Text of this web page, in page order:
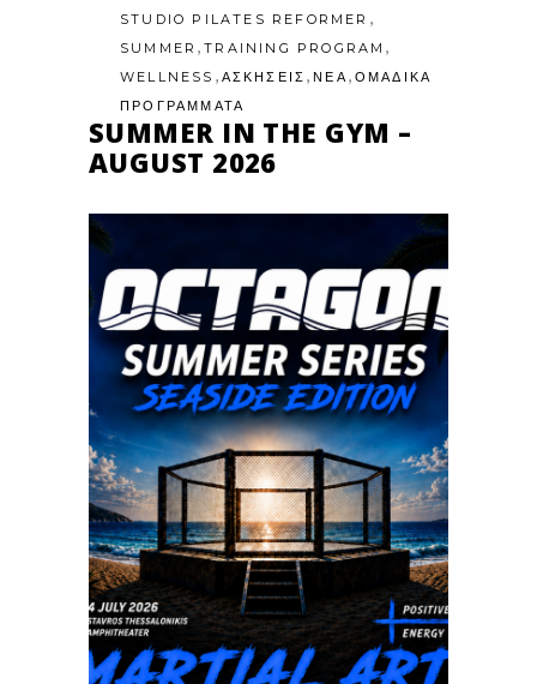
STUDIO PILATES REFORMER ,
SUMMER ,TRAINING PROGRAM ,
WELLNESS , ΑΣΚΗΣΕΙΣ ,ΝΕΑ , ΟΜΑΔΙΚΑ
ΠΡΟΓΡΑΜΜΑΤΑ
SUMMER IN THE GYM –
AUGUST 2026